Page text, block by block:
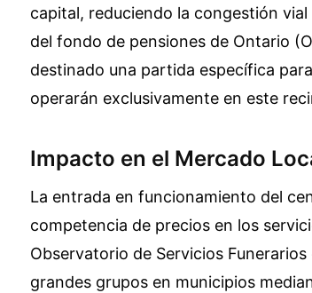
capital, reduciendo la congestión
del fondo de pensiones de Ontario
destinado una partida específica
operarán exclusivamente en este
Impacto en el Mercado
La entrada en funcionamiento del
competencia de precios en los
Observatorio de Servicios
grandes grupos en municipios